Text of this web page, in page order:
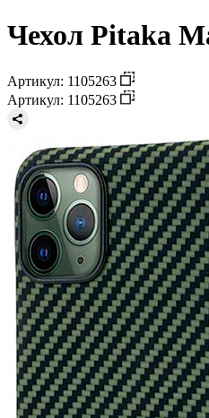
Чехол Pitaka
Артикул: 1105263
Артикул: 1105263